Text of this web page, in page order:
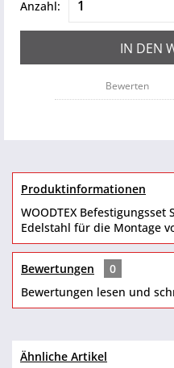
Anzahl:
IN DEN
Bewerten
Produktinformationen
WOODTEX
Edelstahl für die Montage
Bewertungen
0
Bewertungen lesen und
Ähnliche Artikel